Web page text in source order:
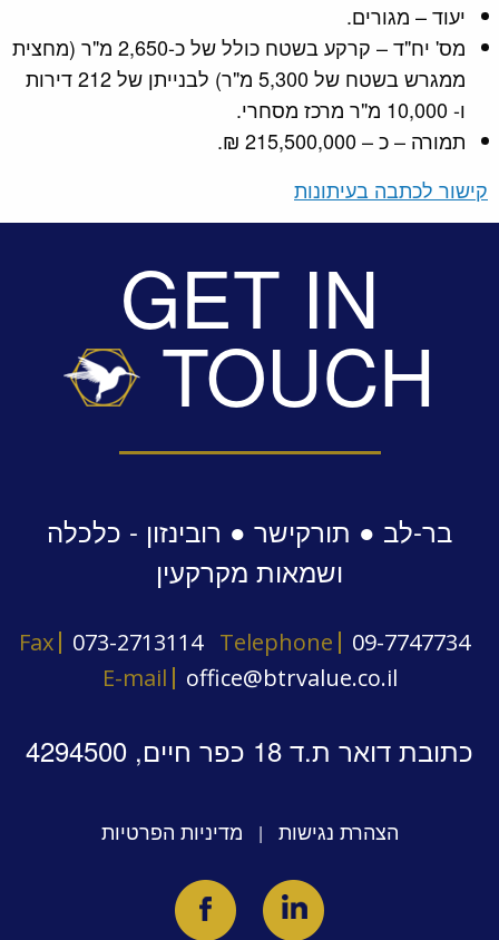
יעוד – מגורים.
מס' יח"ד – קרקע בשטח כולל של כ-2,650 מ"ר (מחצית
ממגרש בשטח של 5,300 מ"ר) לבנייתן של 212 דירות
ו- 10,000 מ"ר מרכז מסחרי.
תמורה – כ – 215,500,000 ₪.
קישור לכתבה בעיתונות
GET IN
TOUCH
בר-לב ● תורקישר ● רובינזון - כלכלה
ושמאות מקרקעין
Fax 073-2713114 Telephone
09-7747734
E-mail
office@btrvalue.co.il
כתובת דואר ת.ד 18 כפר חיים, 4294500
הצהרת נגישות | מדיניות הפרטיות